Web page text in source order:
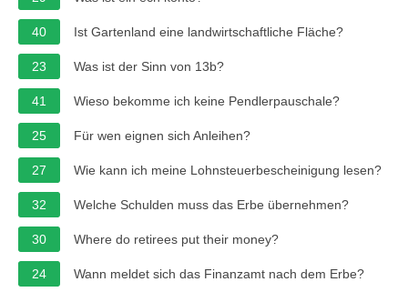
40 Ist Gartenland eine landwirtschaftliche Fläche?
23 Was ist der Sinn von 13b?
41 Wieso bekomme ich keine Pendlerpauschale?
25 Für wen eignen sich Anleihen?
27 Wie kann ich meine Lohnsteuerbescheinigung lesen?
32 Welche Schulden muss das Erbe übernehmen?
30 Where do retirees put their money?
24 Wann meldet sich das Finanzamt nach dem Erbe?